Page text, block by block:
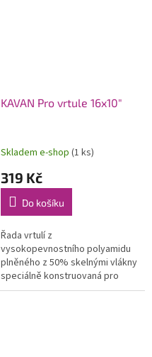
KAVAN Pro vrtule 16x10"
Skladem e-shop (1 ks)
319 Kč
Do košíku
Řada vrtulí z
vysokopevnostního polyamidu
plněného z 50% skelnými vlákny
speciálně konstruovaná pro
modely se spalovacími motory.